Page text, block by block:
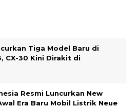
Tiga Model Baru di
CX-30 Kini Dirakit di
Resmi Luncurkan New
Era Baru Mobil Listrik Neue